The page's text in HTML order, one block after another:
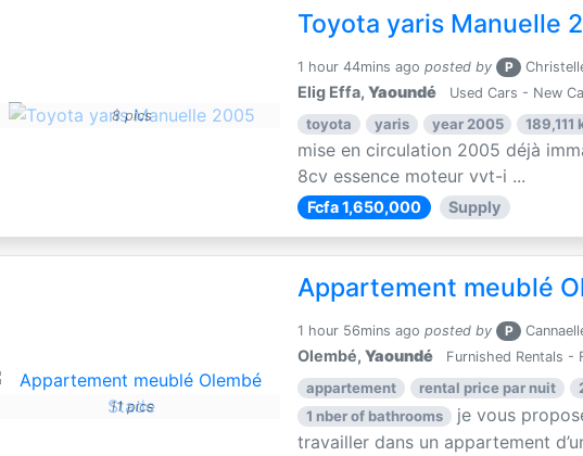
8 pics
Toyota yaris Manuelle
1 hour 44mins ago posted by P
Elig Effa,Yaoundé Used Cars - New
toyota yaris year 2005 189,111
mise en circulation 2005 déjà
8cv essence moteur vvt-i ...
Fcfa 1,650,000 Supply
11 pics
Appartement meublé
1 hour 56mins ago posted by P
Olembé,Yaoundé Furnished Rentals -
appartement rental price par nuit
1 nber of bathrooms
je vous
travailler dans un appartement